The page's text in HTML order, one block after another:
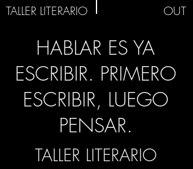
TALLER LITERARIO OUT
HABLAR ES YA
ESCRIBIR. PRIMERO
ESCRIBIR, LUEGO
PENSAR.
TALLER LITERARIO